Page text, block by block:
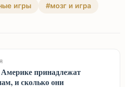
игры #мозг и игра
принадлежат
и сколько они